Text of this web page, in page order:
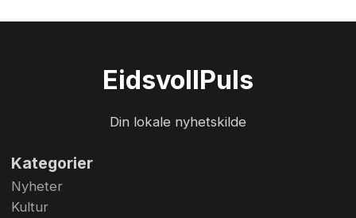
EidsvollPuls
Din lokale nyhetskilde
Kategorier
Nyheter
Kultur